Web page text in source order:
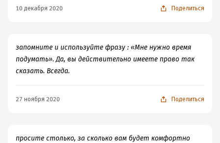
10 декабря 2020 Поделиться
запомните и используйте фразу : «Мне нужно время
подумать». Да, вы действительно имеете право так
сказать. Всегда.
27 ноября 2020 Поделиться
просите столько, за сколько вам будет комфортно